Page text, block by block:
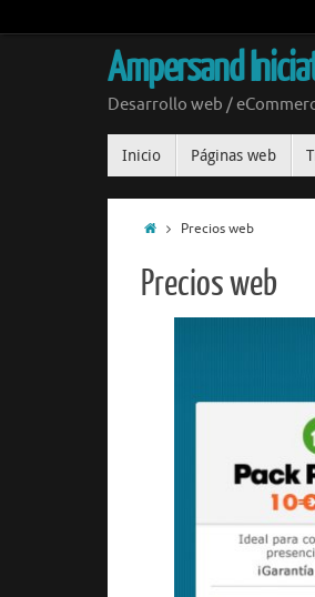
Ampersand
Desarrollo web /
Inicio Páginas web
Precios web
Precios web